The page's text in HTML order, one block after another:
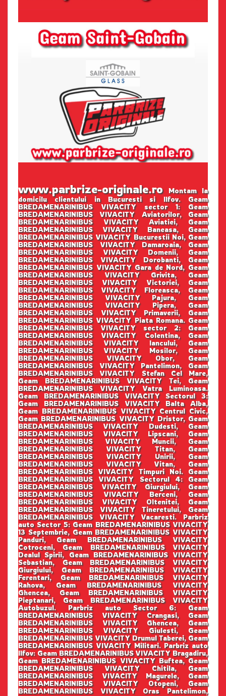
www.parbrize-originale.roMontam la
domicilu clientului in Bucuresti si Ilfov. Geam
BREDAMENARINIBUS VIVACITY sector 1: Geam
BREDAMENARINIBUS VIVACITY Aviatorilor, Geam
BREDAMENARINIBUS VIVACITY Aviatiei, Geam
BREDAMENARINIBUS VIVACITY Baneasa, Geam
BREDAMENARINIBUS VIVACITY Bucurestii Noi, Geam
BREDAMENARINIBUS VIVACITY Damaroaia, Geam
BREDAMENARINIBUS VIVACITY Domenii, Geam
BREDAMENARINIBUS VIVACITY Dorobanti, Geam
BREDAMENARINIBUS VIVACITY Gara de Nord, Geam
BREDAMENARINIBUS VIVACITY Grivita, Geam
BREDAMENARINIBUS VIVACITY Victoriei, Geam
BREDAMENARINIBUS VIVACITY Floreasca, Geam
BREDAMENARINIBUS VIVACITY Pajura, Geam
BREDAMENARINIBUS VIVACITY Pipera, Geam
BREDAMENARINIBUS VIVACITY Primaverii, Geam
BREDAMENARINIBUS VIVACITY Piata Romana. Geam
BREDAMENARINIBUS VIVACITY sector 2: Geam
BREDAMENARINIBUS VIVACITY Colentina, Geam
BREDAMENARINIBUS VIVACITY Iancului, Geam
BREDAMENARINIBUS VIVACITY Mosilor, Geam
BREDAMENARINIBUS VIVACITY Obor, Geam
BREDAMENARINIBUS VIVACITY Pantelimon, Geam
BREDAMENARINIBUS VIVACITY Stefan Cel Mare,
Geam BREDAMENARINIBUS VIVACITY Tei, Geam
BREDAMENARINIBUS VIVACITY Vatra Luminoasa.
Geam BREDAMENARINIBUS VIVACITY Sectorul 3:
Geam BREDAMENARINIBUS VIVACITY Balta Alba,
Geam BREDAMENARINIBUS VIVACITY Centrul Civic,
Geam BREDAMENARINIBUS VIVACITY Dristor, Geam
BREDAMENARINIBUS VIVACITY Dudesti, Geam
BREDAMENARINIBUS VIVACITY Lipscani, Geam
BREDAMENARINIBUS VIVACITY Muncii, Geam
BREDAMENARINIBUS VIVACITY Titan, Geam
BREDAMENARINIBUS VIVACITY Unirii, Geam
BREDAMENARINIBUS VIVACITY Vitan, Geam
BREDAMENARINIBUS VIVACITY Timpuri Noi. Geam
BREDAMENARINIBUS VIVACITY Sectorul 4: Geam
BREDAMENARINIBUS VIVACITY Giurgiului, Geam
BREDAMENARINIBUS VIVACITY Berceni, Geam
BREDAMENARINIBUS VIVACITY Oltenitei, Geam
BREDAMENARINIBUS VIVACITY Tineretului, Geam
BREDAMENARINIBUS VIVACITY Vacaresti. Parbriz
auto Sector 5: Geam BREDAMENARINIBUS VIVACITY
13 Septembrie, Geam BREDAMENARINIBUS VIVACITY
Panduri, Geam BREDAMENARINIBUS VIVACITY
Cotroceni, Geam BREDAMENARINIBUS VIVACITY
Dealul Spirii, Geam BREDAMENARINIBUS VIVACITY
Sebastian, Geam BREDAMENARINIBUS VIVACITY
Giurgiului, Geam BREDAMENARINIBUS VIVACITY
Ferentari, Geam BREDAMENARINIBUS VIVACITY
Rahova, Geam BREDAMENARINIBUS VIVACITY
Ghencea, Geam BREDAMENARINIBUS VIVACITY
Pieptanari, Geam BREDAMENARINIBUS VIVACITY
Autobuzul. Parbriz auto Sector 6: Geam
BREDAMENARINIBUS VIVACITY Crangasi, Geam
BREDAMENARINIBUS VIVACITY Ghencea, Geam
BREDAMENARINIBUS VIVACITY Giulesti, Geam
BREDAMENARINIBUS VIVACITY Drumul Taberei, Geam
BREDAMENARINIBUS VIVACITY Militari. Parbriz auto
Ilfov: Geam BREDAMENARINIBUS VIVACITY Bragadiru,
Geam BREDAMENARINIBUS VIVACITY Buftea, Geam
BREDAMENARINIBUS VIVACITY Chitila, Geam
BREDAMENARINIBUS VIVACITY Magurele, Geam
BREDAMENARINIBUS VIVACITY Otopeni, Geam
BREDAMENARINIBUS VIVACITY Oras Pantelimon,